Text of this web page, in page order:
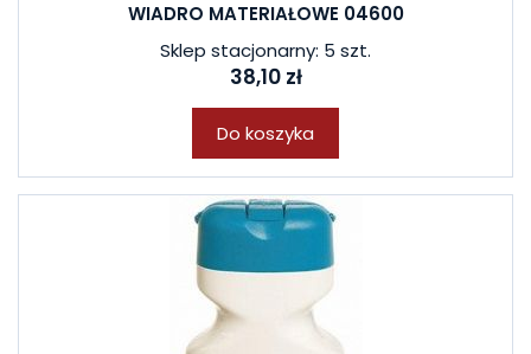
WIADRO MATERIAŁOWE 04600
Sklep stacjonarny: 5 szt.
38,10 zł
Do koszyka